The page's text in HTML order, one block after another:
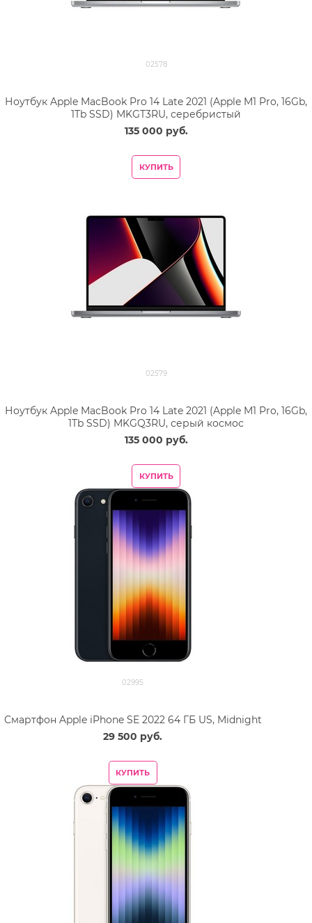
02578
Ноутбук Apple MacBook Pro 14 Late 2021 (Apple M1 Pro, 16Gb,
1Tb SSD) MKGT3RU, серебристый
135 000 руб.
КУПИТЬ
02579
Ноутбук Apple MacBook Pro 14 Late 2021 (Apple M1 Pro, 16Gb,
1Tb SSD) MKGQ3RU, серый космос
135 000 руб.
КУПИТЬ
02995
Смартфон Apple iPhone SE 2022 64 ГБ US, Midnight
29 500 руб.
КУПИТЬ